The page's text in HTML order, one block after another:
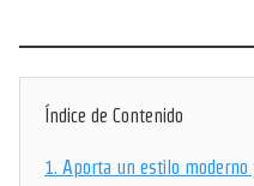
Índice de Contenido
1. Aporta un estilo